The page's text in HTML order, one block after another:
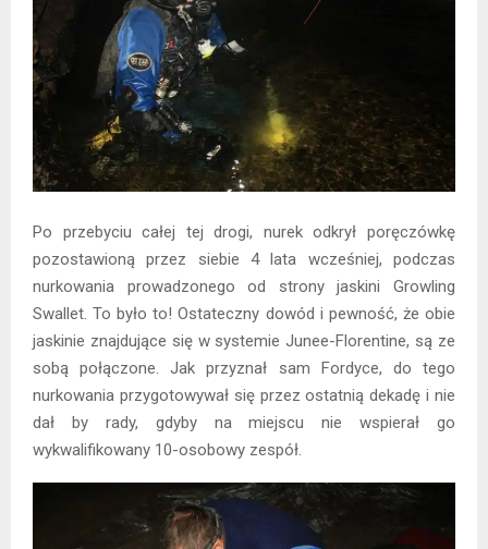
Po przebyciu całej tej drogi, nurek odkrył poręczówkę
pozostawioną przez siebie 4 lata wcześniej, podczas
nurkowania prowadzonego od strony jaskini Growling
Swallet. To było to! Ostateczny dowód i pewność, że obie
jaskinie znajdujące się w systemie Junee-Florentine, są ze
sobą połączone. Jak przyznał sam Fordyce, do tego
nurkowania przygotowywał się przez ostatnią dekadę i nie
dał by rady, gdyby na miejscu nie wspierał go
wykwalifikowany 10-osobowy zespół.